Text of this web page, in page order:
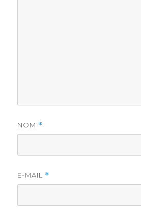
NOM *
E-MAIL *